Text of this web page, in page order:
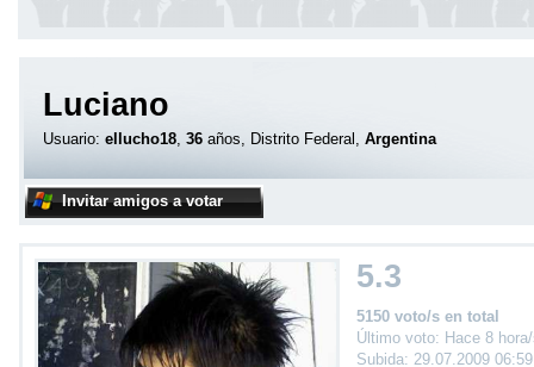
Luciano
Usuario: ellucho18, 36 años, Distrito Federal, Argentina
Invitar amigos a votar
5.3
5150 voto/s en total
Último voto: Hace 8
Subida: 29.07.2009